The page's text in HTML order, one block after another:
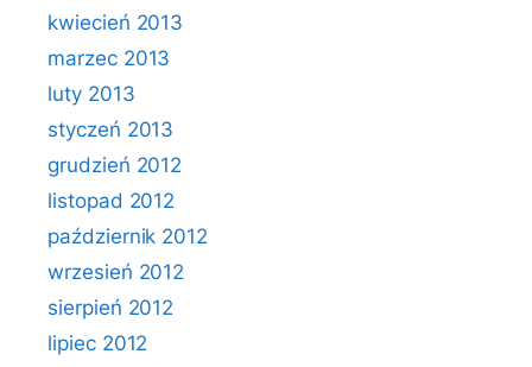
kwiecień 2013
marzec 2013
luty 2013
styczeń 2013
grudzień 2012
listopad 2012
październik 2012
wrzesień 2012
sierpień 2012
lipiec 2012